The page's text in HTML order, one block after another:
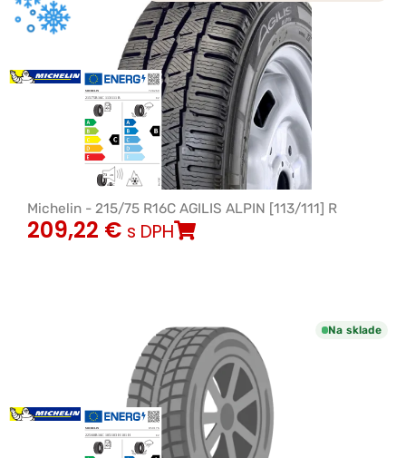
Michelin - 215/75 R16C AGILIS ALPIN [113/111] R
209,22 € s DPH
Na sklade